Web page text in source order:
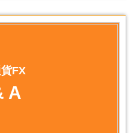
FX
A